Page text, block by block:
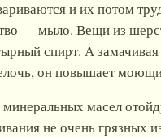
и их потом
— мыло. Вещи из
спирт. А
он повышает
масел
не очень грязных